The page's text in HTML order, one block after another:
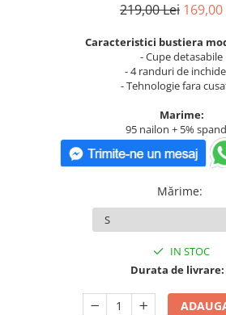
219,00 Lei 169,00
Caracteristici bustiera
- Cupe detasabile
- 4 randuri de
- Tehnologie fara
Marime:
95 nailon + 5%
Mărime:
IN STOC
Durata de livrare: